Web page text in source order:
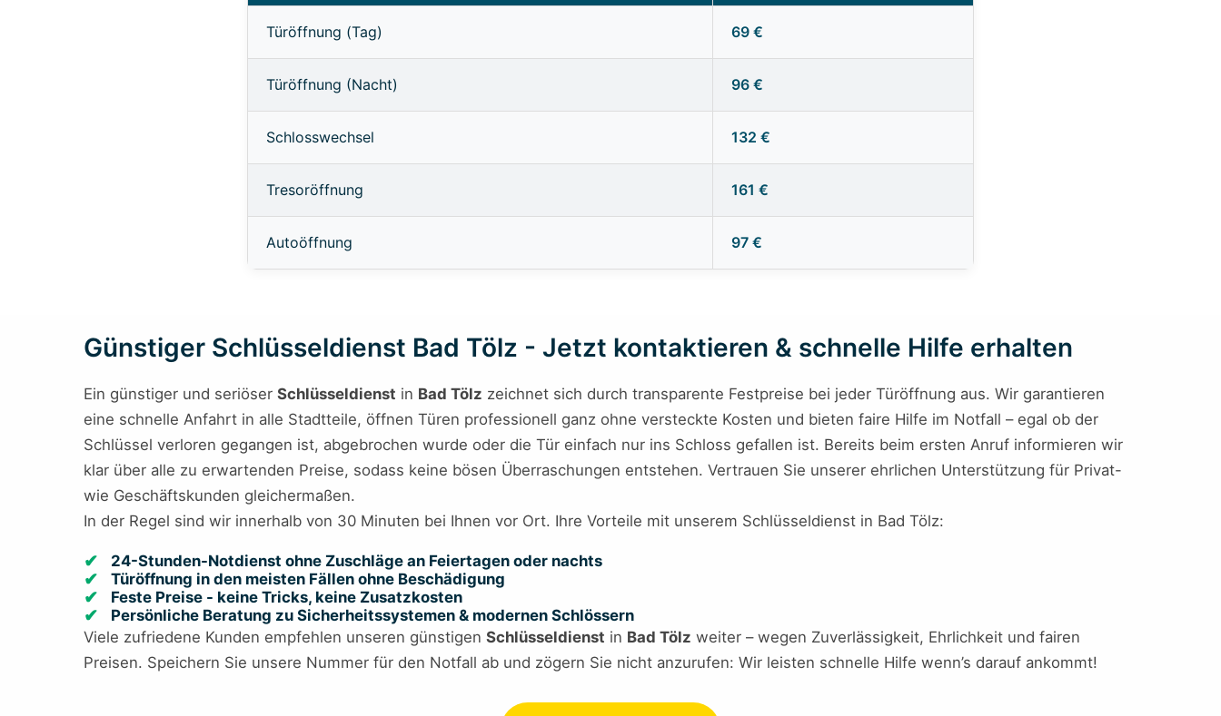
Türöffnung (Tag) 69 €
Türöffnung (Nacht) 96 €
Schlosswechsel 132 €
Tresoröffnung 161 €
Autoöffnung 97 €
Günstiger Schlüsseldienst Bad Tölz - Jetzt kontaktieren & schnelle Hilfe erhalten
Ein günstiger und seriöser Schlüsseldienst in Bad Tölz zeichnet sich durch transparente Festpreise bei jeder Türöffnung aus. Wir garantieren
eine schnelle Anfahrt in alle Stadtteile, öffnen Türen professionell ganz ohne versteckte Kosten und bieten faire Hilfe im Notfall – egal ob der
Schlüssel verloren gegangen ist, abgebrochen wurde oder die Tür einfach nur ins Schloss gefallen ist. Bereits beim ersten Anruf informieren wir
klar über alle zu erwartenden Preise, sodass keine bösen Überraschungen entstehen. Vertrauen Sie unserer ehrlichen Unterstützung für Privat-
wie Geschäftskunden gleichermaßen.
In der Regel sind wir innerhalb von 30 Minuten bei Ihnen vor Ort. Ihre Vorteile mit unserem Schlüsseldienst in Bad Tölz:
24-Stunden-Notdienst ohne Zuschläge an Feiertagen oder nachts
Türöffnung in den meisten Fällen ohne Beschädigung
Feste Preise - keine Tricks, keine Zusatzkosten
Persönliche Beratung zu Sicherheitssystemen & modernen Schlössern
Viele zufriedene Kunden empfehlen unseren günstigen Schlüsseldienst in Bad Tölz weiter – wegen Zuverlässigkeit, Ehrlichkeit und fairen
Preisen. Speichern Sie unsere Nummer für den Notfall ab und zögern Sie nicht anzurufen: Wir leisten schnelle Hilfe wenn’s darauf ankommt!